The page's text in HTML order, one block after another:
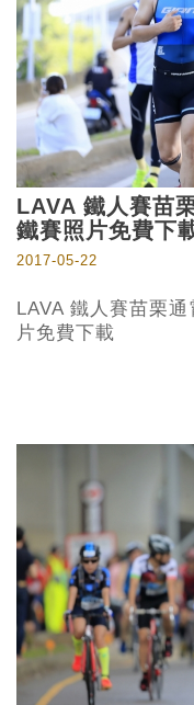
LAVA 鐵人賽苗
鐵賽照片免費下
2017-05-22
LAVA 鐵人賽苗栗
片免費下載